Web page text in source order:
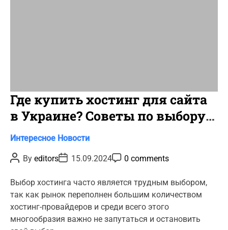
Где купить хостинг для сайта
в Украине? Советы по выбору
хостинг провайдера
C
t
g
o
r
i
Интересное Новости
P
o
t
A
u
t
h
o
By editorsP
o
t
D
a
t
e
15.09.2024P
o
t
o
m
m
e
0 comments
Выбор хостинга часто является трудным выбором,
так как рынок переполнен большим количеством
хостинг-провайдеров и среди всего этого
многообразия важно не запутаться и остановить